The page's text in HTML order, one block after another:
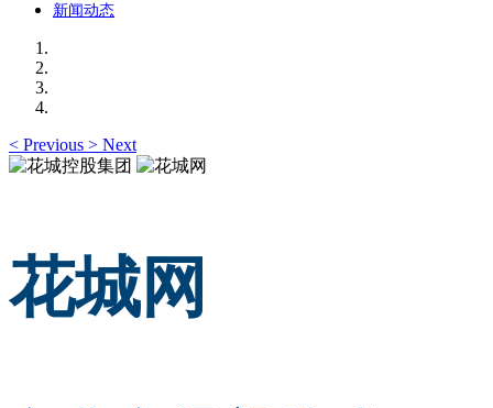
新闻动态
< Previous > Next
花城网